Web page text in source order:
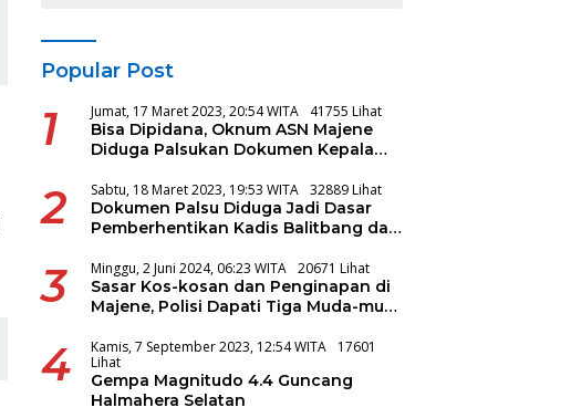
Popular Post
1 Jumat, 17 Maret 2023, 20:54 WITA 41755 Lihat
Bisa Dipidana, Oknum ASN Majene
Diduga Palsukan Dokumen Kepala
2 Sabtu, 18 Maret 2023, 19:53 WITA 32889 Lihat
Dokumen Palsu Diduga Jadi Dasar
Pemberhentikan Kadis Balitbang dan
3 Minggu, 2 Juni 2024, 06:23 WITA 20671 Lihat
Sasar Kos-kosan dan Penginapan di
Majene, Polisi Dapati Tiga Muda-mudi
4 Kamis, 7 September 2023, 12:54 WITA
17601
Lihat
Gempa Magnitudo 4.4 Guncang
Halmahera Selatan